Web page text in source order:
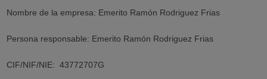
Nombre de la empresa: Emerito Ramón Rodriguez Frias
Persona responsable: Emerito Ramón Rodriguez Frias
CIF/NIF/NIE: 43772707G